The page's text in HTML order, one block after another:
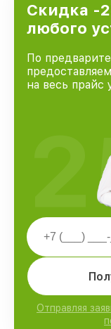
Скидка -
любого
По
на весь прайс
Отправляя